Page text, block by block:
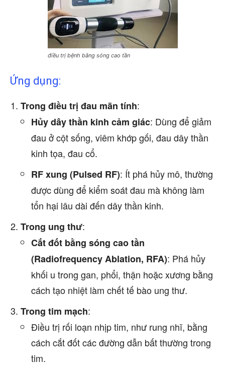
điều trị bệnh bằng sóng cao tần
Ứng dụng:
Trong điều trị đau mãn tính:
Hủy dây thần kinh cảm giác: Dùng để giảm
đau ở cột sống, viêm khớp gối, đau dây thần
kinh tọa, đau cổ.
RF xung (Pulsed RF): Ít phá hủy mô, thường
được dùng để kiểm soát đau mà không làm
tổn hại lâu dài đến dây thần kinh.
Trong ung thư:
Cắt đốt bằng sóng cao tần
(Radiofrequency Ablation, RFA): Phá hủy
khối u trong gan, phổi, thận hoặc xương bằng
cách tạo nhiệt làm chết tế bào ung thư.
Trong tim mạch:
Điều trị rối loạn nhịp tim, như rung nhĩ, bằng
cách cắt đốt các đường dẫn bất thường trong
tim.